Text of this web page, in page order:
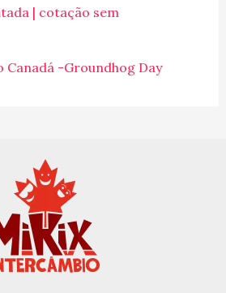
| cotação sem
Canadá -Groundhog Day